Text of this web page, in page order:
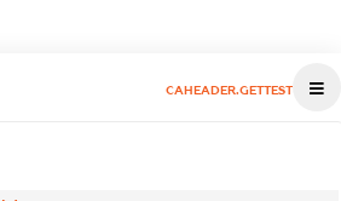
CAHEADER.GETTEST